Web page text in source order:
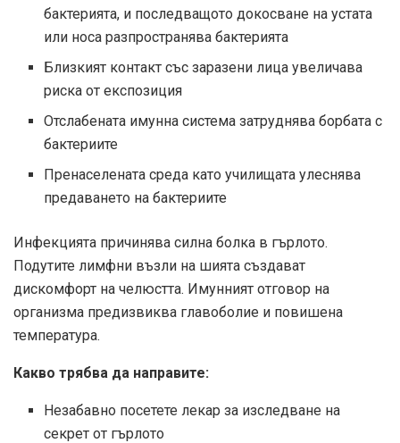
бактерията, и последващото докосване на устата
или носа разпространява бактерията
Близкият контакт със заразени лица увеличава
риска от експозиция
Отслабената имунна система затруднява борбата с
бактериите
Пренаселената среда като училищата улеснява
предаването на бактериите
Инфекцията причинява силна болка в гърлото.
Подутите лимфни възли на шията създават
дискомфорт на челюстта. Имунният отговор на
организма предизвиква главоболие и повишена
температура.
Какво трябва да направите:
Незабавно посетете лекар за изследване на
секрет от гърлото